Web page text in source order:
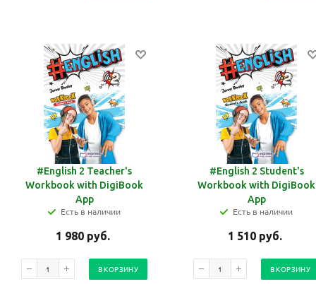
#English 2 Teacher's
Workbook with DigiBook
App
Есть в наличии
1 980 руб.
В КОРЗИНУ
#English 2 Student's
Workbook with DigiBook
App
Есть в наличии
1 510 руб.
В КОРЗИНУ